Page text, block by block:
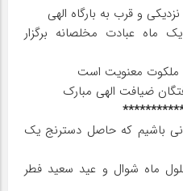
و قرب به بارگاه الهی
ماه عبادت مخلصانه برگزار
ملکوت معنویت است
ضیافت الهی مبارک
باشیم که حاصل دسترنج یک
ماه شوال و عید سعید فطر